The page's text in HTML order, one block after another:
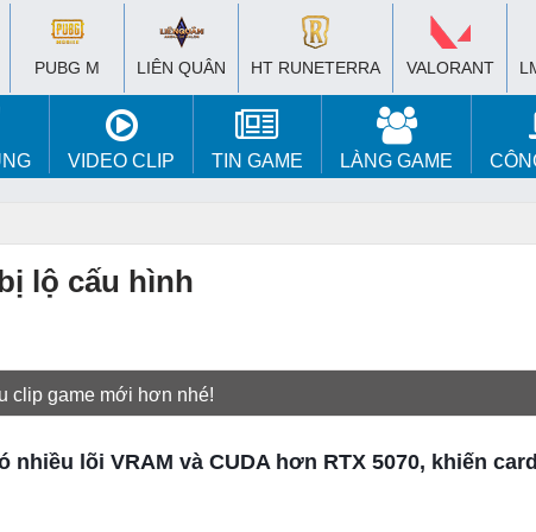
PUBG M LIÊN QUÂN HT RUNETERRA VALORANT
VIDEO CLIP TIN GAME LÀNG GAME
lộ cấu hình
clip game mới hơn nhé!
lõi VRAM và CUDA hơn RTX 5070, khiến